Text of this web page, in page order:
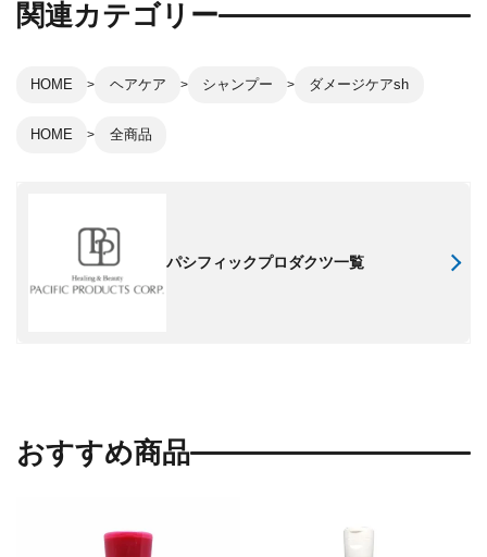
関連カテゴリー
HOME ヘアケア シャンプー ダメージケアsh
HOME 全商品
パシフィックプロダクツ一覧
おすすめ商品